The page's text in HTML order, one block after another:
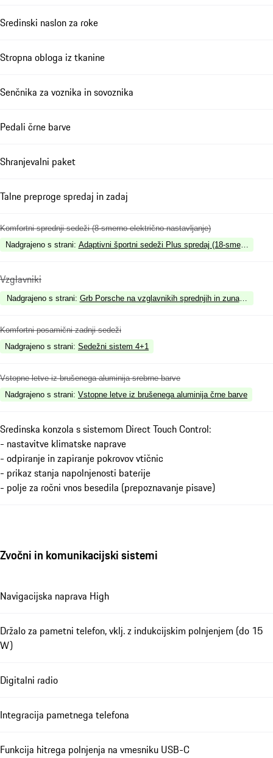
Sredinski naslon za roke
Stropna obloga iz tkanine
Senčnika za voznika in sovoznika
Pedali črne barve
Shranjevalni paket
Talne preproge spredaj in zadaj
Komfortni sprednji sedeži (8-smerno električno nastavljanje)
Nadgrajeno s strani: Adaptivni športni sedeži Plus spredaj (18-smerno
Vzglavniki
Nadgrajeno s strani: Grb Porsche na vzglavnikih sprednjih in zunanjih
Komfortni posamični zadnji sedeži
Nadgrajeno s strani: Sedežni sistem 4+1
Vstopne letve iz brušenega aluminija srebrne barve
Nadgrajeno s strani: Vstopne letve iz brušenega aluminija črne barve
Sredinska konzola s sistemom Direct Touch Control:
- nastavitve klimatske naprave
- odpiranje in zapiranje pokrovov vtičnic
- prikaz stanja napolnjenosti baterije
- polje za ročni vnos besedila (prepoznavanje pisave)
Zvočni in komunikacijski sistemi
Navigacijska naprava High
Držalo za pametni telefon, vklj. z indukcijskim polnjenjem (do 15
W)
Digitalni radio
Integracija pametnega telefona
Funkcija hitrega polnjenja na vmesniku USB-C